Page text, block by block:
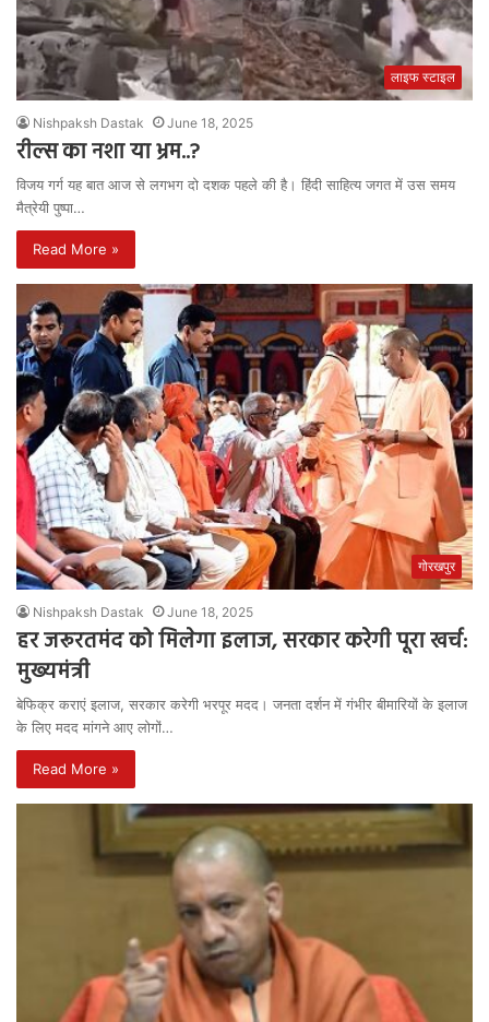
लाइफ स्टाइल
Nishpaksh Dastak June 18, 2025
रील्स का नशा या भ्रम..?
विजय गर्ग यह बात आज से लगभग दो दशक पहले की है। हिंदी साहित्य जगत में उस समय
मैत्रेयी पुष्पा…
Read More »
गोरखपुर
Nishpaksh Dastak June 18, 2025
हर जरूरतमंद को मिलेगा इलाज, सरकार करेगी पूरा खर्च:
मुख्यमंत्री
बेफिक्र कराएं इलाज, सरकार करेगी भरपूर मदद। जनता दर्शन में गंभीर बीमारियों के इलाज
के लिए मदद मांगने आए लोगों…
Read More »